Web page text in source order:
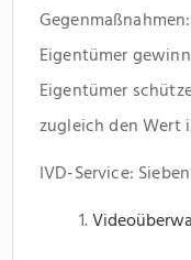
Eigentümer
Eigentümer
zugleich den Wert
IVD-Service: